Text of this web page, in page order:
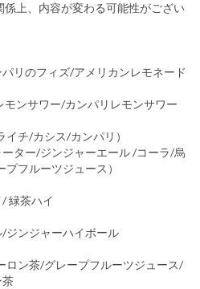
上、内容が変わる可能性がござい
リのフィズ/アメリカンレモネード
モンサワー/カンパリレモンサワー
チ/カシス/カンパリ）
ター/ジンジャーエール /コーラ/烏
フルーツジュース）
緑茶ハイ
ジンジャーハイボール
ロン茶/グレープフルーツジュース/
茶